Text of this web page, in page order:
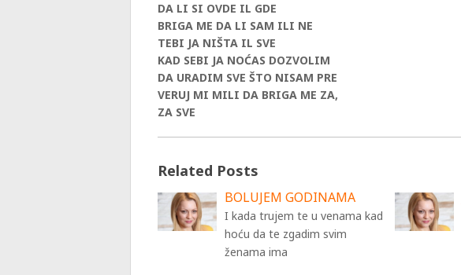
DA LI SI OVDE IL GDE
BRIGA ME DA LI SAM ILI NE
TEBI JA NIŠTA IL SVE
KAD SEBI JA NOĆAS DOZVOLIM
DA URADIM SVE ŠTO NISAM PRE
VERUJ MI MILI DA BRIGA ME ZA,
ZA SVE
Related Posts
BOLUJEM GODINAMA
I kada trujem te u venama kad
hoću da te zgadim svim
ženama ima